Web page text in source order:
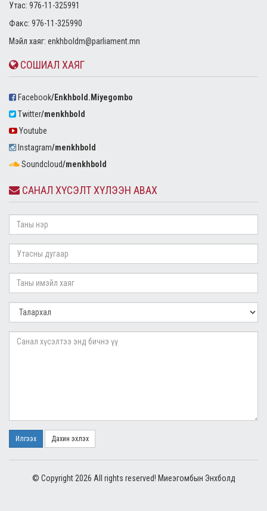
Утас: 976-11-325991
Факс: 976-11-325990
Mэйл хаяг: enkhboldm@parliament.mn
СОШИАЛ ХАЯГ
Facebook/Enkhbold.Miyegombo
Twitter/menkhbold
Youtube
Instagram/menkhbold
Soundcloud/menkhbold
САНАЛ ХҮСЭЛТ ХҮЛЭЭН АВАХ
Илгээх Дахин эхлэх
© Copyright 2026 All rights reserved! Миеэгомбын Энхболд